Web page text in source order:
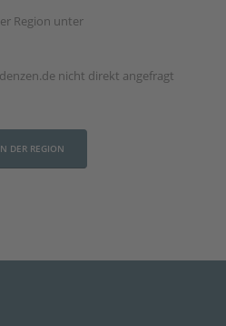
Region unter
nicht direkt angefragt
DER REGION